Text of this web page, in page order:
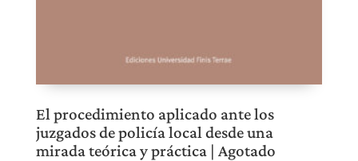
El procedimiento aplicado ante los
juzgados de policía local desde una
mirada teórica y práctica | Agotado